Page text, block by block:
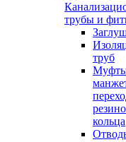
трубы и
труб
кольца